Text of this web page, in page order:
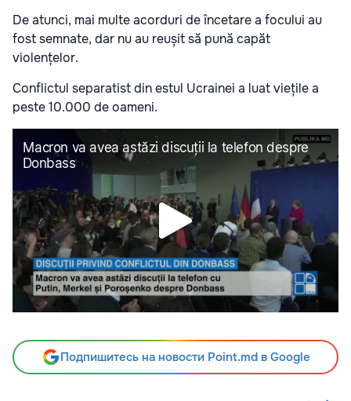
De atunci, mai multe acorduri de încetare a focului au
fost semnate, dar nu au reușit să pună capăt
violențelor.
Conflictul separatist din estul Ucrainei a luat viețile a
peste 10.000 de oameni.
Подпишитесь на новости Point.md в Google